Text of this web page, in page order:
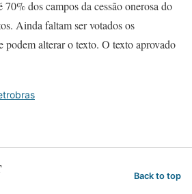
dos campos da cessão onerosa do
Ainda faltam ser votados os
podem alterar o texto. O texto aprovado
Back to top